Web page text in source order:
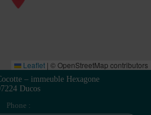
Leaflet | © OpenStreetMap contributors
– immeuble Hexagone
Ducos
Phone :